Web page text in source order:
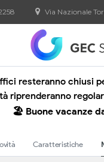
Via Nazionale
resteranno chiusi
riprenderanno
🏖️ Buone vacanze
Caratteristiche